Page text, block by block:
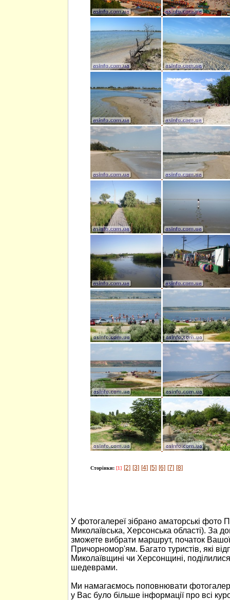
Сторінки: [1] [2] [3] [4] [5] [6] [7] [8]
У фотогалереї зібрано аматорські фото
Миколаївська, Херсонська області). За
зможете вибрати маршрут, початок
Причорномор'ям. Багато туристів, які
Миколаївщині чи Херсонщині,
шедеврами.
Ми намагаємось поповнювати
у Вас було більше інформації про всі